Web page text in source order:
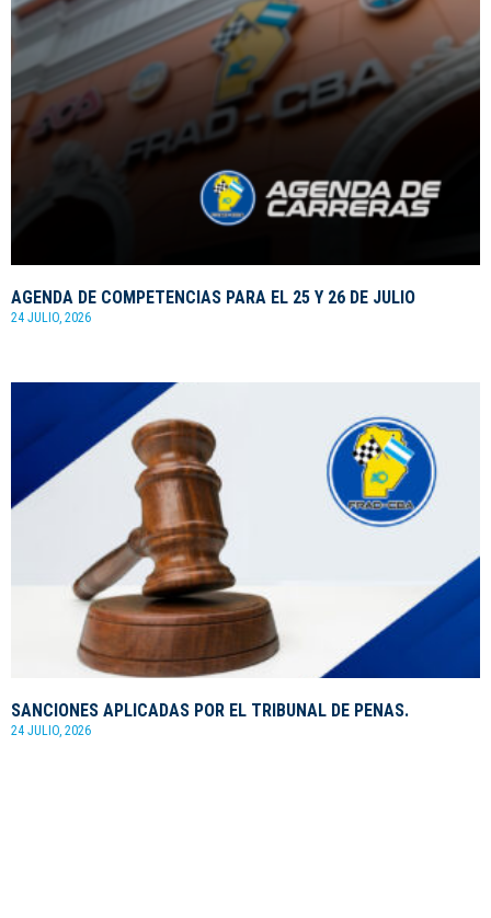
AGENDA DE COMPETENCIAS PARA EL 25 Y 26 DE JULIO
24 JULIO, 2026
SANCIONES APLICADAS POR EL TRIBUNAL DE PENAS.
24 JULIO, 2026